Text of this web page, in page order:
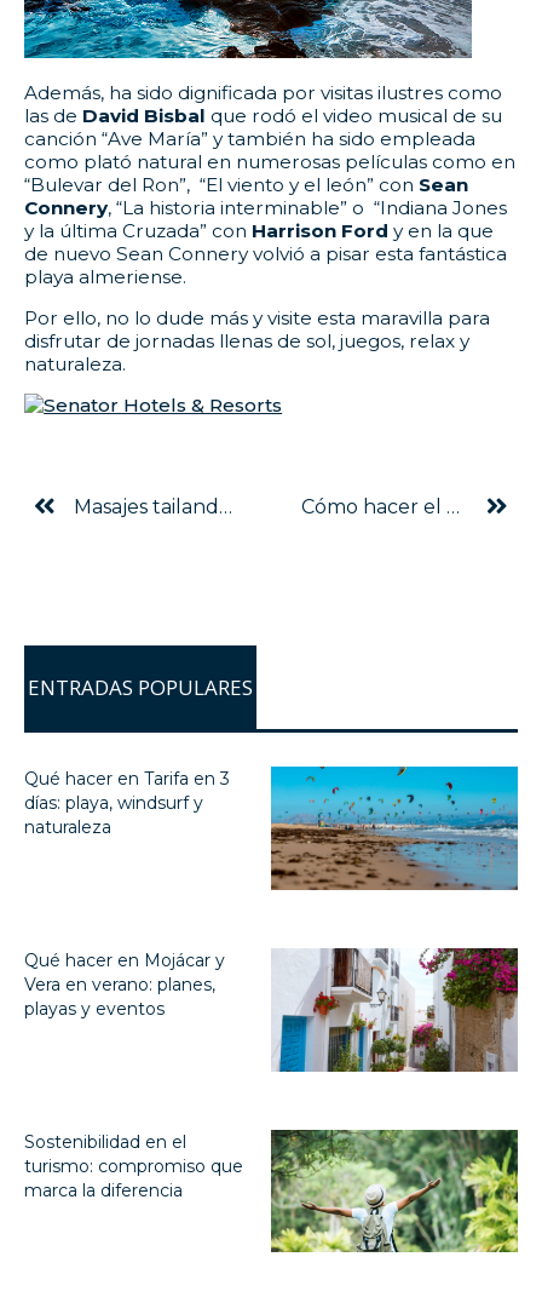
Además, ha sido dignificada por visitas ilustres como
las de David Bisbal que rodó el video musical de su
canción “Ave María” y también ha sido empleada
como plató natural en numerosas películas como en
“Bulevar del Ron”, “El viento y el león” con Sean
Connery, “La historia interminable” o “Indiana Jones
y la última Cruzada” con Harrison Ford y en la que
de nuevo Sean Connery volvió a pisar esta fantástica
playa almeriense.
Por ello, no lo dude más y visite esta maravilla para
disfrutar de jornadas llenas de sol, juegos, relax y
naturaleza.
Masajes tailandeses y recuperación de la armonía en Senator Gran Vía Spa Hotel Cómo hacer el gin-tonic perfecto paso a paso
ENTRADAS POPULARES
Qué hacer en Tarifa en 3
días: playa, windsurf y
naturaleza
Qué hacer en Mojácar y
Vera en verano: planes,
playas y eventos
Sostenibilidad en el
turismo: compromiso que
marca la diferencia